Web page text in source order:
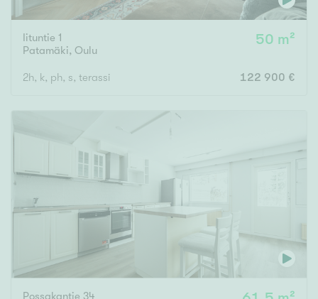
Iituntie 1
Patamäki, Oulu
50 m²
2h, k, ph, s, terassi 122 900 €
Possakantie 34